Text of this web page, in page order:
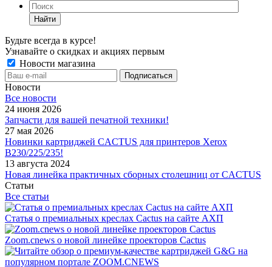
Найти
Будьте всегда в курсе!
Узнавайте о скидках и акциях первым
Новости магазина
Новости
Все новости
24 июня 2026
Запчасти для вашей печатной техники!
27 мая 2026
Новинки картриджей CACTUS для принтеров Xerox
B230/225/235!
13 августа 2024
Новая линейка практичных сборных столешниц от CACTUS
Статьи
Все статьи
Статья о премиальных креслах Cactus на сайте АХП
Zoom.cnews о новой линейке проекторов Cactus